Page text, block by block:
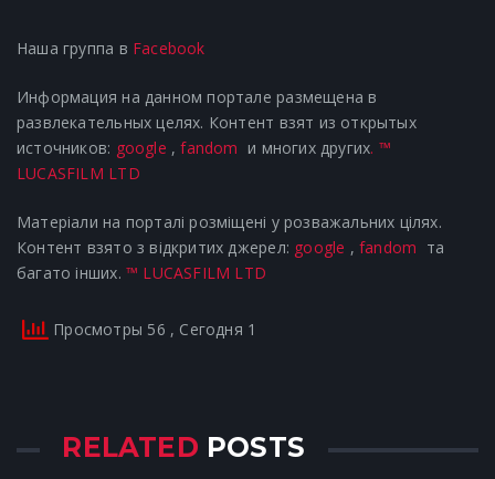
Наша группа в Facebook
Информация на данном портале размещена в
развлекательных целях. Контент взят из открытых
источников: google ,fandom и многих других. ™
LUCASFILM LTD
Матеріали на порталі розміщені у розважальних цілях.
Контент взято з відкритих джерел: google ,fandom та
багато інших. ™ LUCASFILM LTD
Просмотры 56 , Сегодня 1
RELATED POSTS